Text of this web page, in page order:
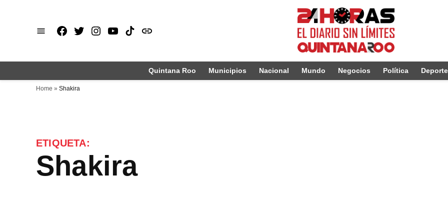
Facebook
X Instagram
Youtube
TikTok
issuu
Quintana Roo Municipios Nacional Mundo Negocios Política
Home » Shakira
ETIQUETA:
Shakira